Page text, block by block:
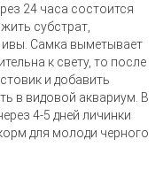
24 часа состоится
субстрат,
Самка выметывает
к свету, то после
и добавить
в видовой аквариум. В
4-5 дней личинки
для молоди черного